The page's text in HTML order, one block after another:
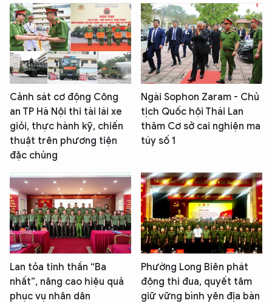
Cảnh sát cơ động Công
an TP Hà Nội thi tài lái xe
giỏi, thực hành kỹ, chiến
thuật trên phương tiện
đặc chủng
Ngài Sophon Zaram - Chủ
tịch Quốc hội Thái Lan
thăm Cơ sở cai nghiện ma
túy số 1
Lan tỏa tinh thần “Ba
nhất”, nâng cao hiệu quả
phục vụ nhân dân
Phường Long Biên phát
động thi đua, quyết tâm
giữ vững bình yên địa bàn